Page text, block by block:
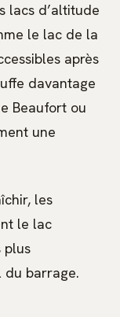
lacs d’altitude
le lac de la
après
davantage
Beaufort ou
une
les
le lac
plus
du barrage.